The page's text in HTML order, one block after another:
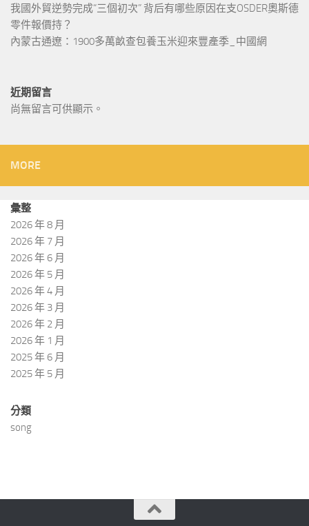
我國外貿逆勢完成“三個初次” 背后有哪些原因在支OSDER奧斯德
零件報價持？
內蒙古通遼：1900多萬畝查包養玉米迎來豐產季_中國網
近期留言
尚無留言可供顯示。
MORE
彙整
2026 年 8 月
2026 年 7 月
2026 年 6 月
2026 年 5 月
2026 年 4 月
2026 年 3 月
2026 年 2 月
2026 年 1 月
2025 年 6 月
2025 年 5 月
分類
song